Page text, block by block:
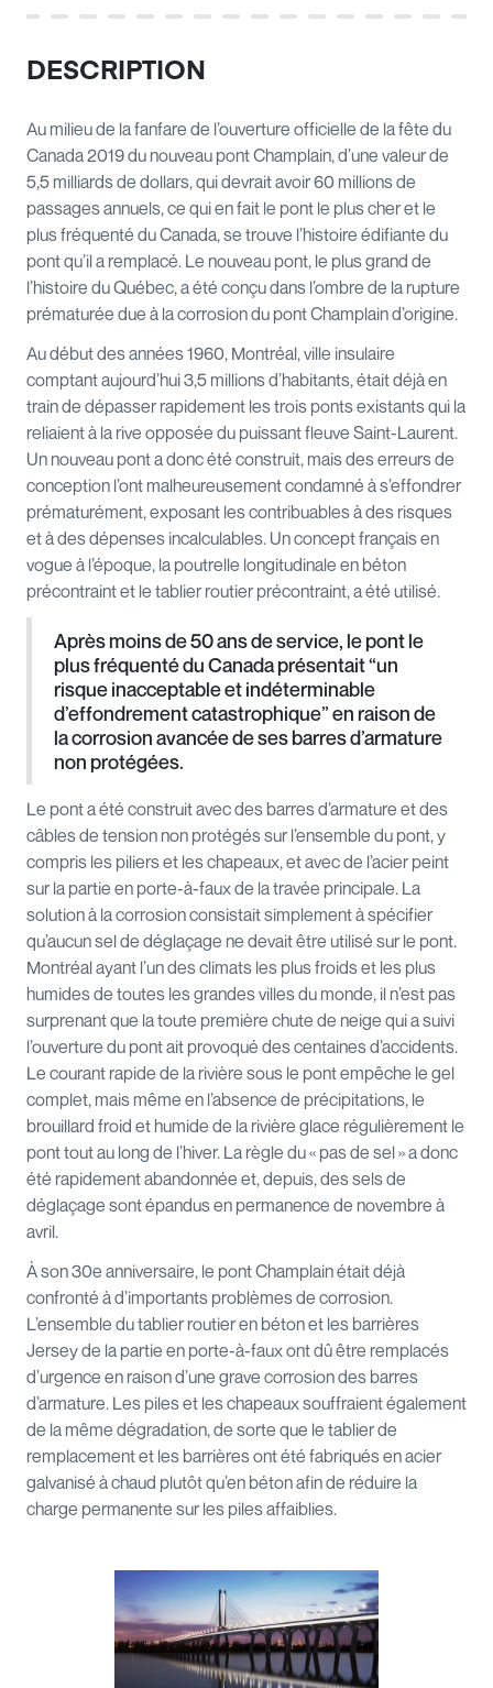
DESCRIPTION
Au milieu de la fanfare de l’ouverture officielle de la fête du
Canada 2019 du nouveau pont Champlain, d’une valeur de
5,5 milliards de dollars, qui devrait avoir 60 millions de
passages annuels, ce qui en fait le pont le plus cher et le
plus fréquenté du Canada, se trouve l’histoire édifiante du
pont qu’il a remplacé. Le nouveau pont, le plus grand de
l’histoire du Québec, a été conçu dans l’ombre de la rupture
prématurée due à la corrosion du pont Champlain d’origine.
Au début des années 1960, Montréal, ville insulaire
comptant aujourd’hui 3,5 millions d’habitants, était déjà en
train de dépasser rapidement les trois ponts existants qui la
reliaient à la rive opposée du puissant fleuve Saint-Laurent.
Un nouveau pont a donc été construit, mais des erreurs de
conception l’ont malheureusement condamné à s’effondrer
prématurément, exposant les contribuables à des risques
et à des dépenses incalculables. Un concept français en
vogue à l’époque, la poutrelle longitudinale en béton
précontraint et le tablier routier précontraint, a été utilisé.
Après moins de 50 ans de service, le pont le
plus fréquenté du Canada présentait “un
risque inacceptable et indéterminable
d’effondrement catastrophique” en raison de
la corrosion avancée de ses barres d’armature
non protégées.
Le pont a été construit avec des barres d’armature et des
câbles de tension non protégés sur l’ensemble du pont, y
compris les piliers et les chapeaux, et avec de l’acier peint
sur la partie en porte-à-faux de la travée principale. La
solution à la corrosion consistait simplement à spécifier
qu’aucun sel de déglaçage ne devait être utilisé sur le pont.
Montréal ayant l’un des climats les plus froids et les plus
humides de toutes les grandes villes du monde, il n’est pas
surprenant que la toute première chute de neige qui a suivi
l’ouverture du pont ait provoqué des centaines d’accidents.
Le courant rapide de la rivière sous le pont empêche le gel
complet, mais même en l’absence de précipitations, le
brouillard froid et humide de la rivière glace régulièrement le
pont tout au long de l’hiver. La règle du « pas de sel » a donc
été rapidement abandonnée et, depuis, des sels de
déglaçage sont épandus en permanence de novembre à
avril.
À son 30e anniversaire, le pont Champlain était déjà
confronté à d’importants problèmes de corrosion.
L’ensemble du tablier routier en béton et les barrières
Jersey de la partie en porte-à-faux ont dû être remplacés
d’urgence en raison d’une grave corrosion des barres
d’armature. Les piles et les chapeaux souffraient également
de la même dégradation, de sorte que le tablier de
remplacement et les barrières ont été fabriqués en acier
galvanisé à chaud plutôt qu’en béton afin de réduire la
charge permanente sur les piles affaiblies.